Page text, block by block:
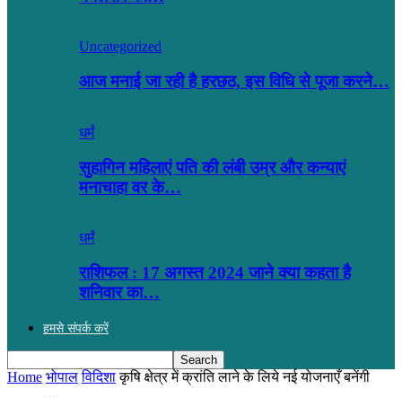
Uncategorized
आज मनाई जा रही है हरछठ, इस विधि से पूजा करने…
धर्मं
सुहागिन महिलाएं पति की लंबी उम्र और कन्याएं
मनाचाहा वर के…
धर्मं
राशिफल : 17 अगस्त 2024 जाने क्या कहता है
शनिवार का…
हमसे संपर्क करें
Home भोपाल विदिशा कृषि क्षेत्र में क्रांति लाने के लिये नई योजनाएँ बनेंगी